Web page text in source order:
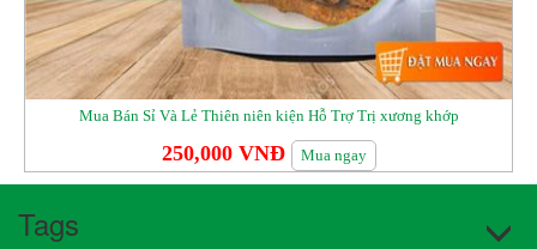
Mua Bán Sỉ Và Lẻ Thiên niên kiện Hỗ Trợ Trị xương khớp
250,000 VNĐ Mua ngay
Tags